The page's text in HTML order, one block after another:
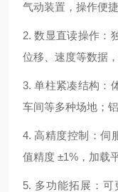
气动装置，操作便捷
2. 数显直读操作：
位移、速度等数据
3. 单柱紧凑结构：
车间等多种场地；
4. 高精度控制：伺
值精度 ±1%，加载
5. 多功能拓展：